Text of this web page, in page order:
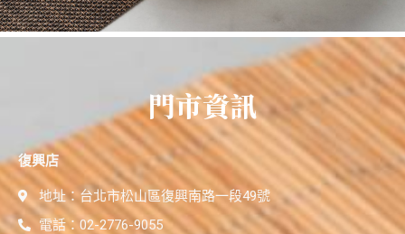
門市資訊
復興店
地址：台北市松山區復興南路一段49號
電話：02-2776-9055